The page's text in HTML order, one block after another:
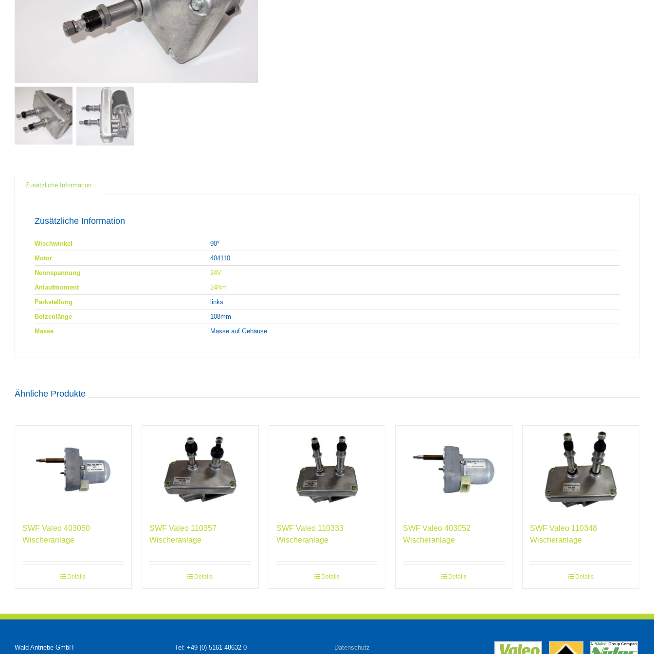
Zusätzliche Information
Zusätzliche Information
Wischwinkel
90°
Motor
404110
Nennspannung
24V
Anlaufmoment
24Nm
Parkstellung
links
Bolzenlänge
108mm
Masse
Masse auf Gehäuse
Ähnliche Produkte
SWF Valeo 403050
Wischeranlage
Details
SWF Valeo 110357
Wischeranlage
Details
SWF Valeo 110333
Wischeranlage
Details
SWF Valeo 403052
Wischeranlage
Details
SWF Valeo 110348
Wischeranlage
Details
Wald Antriebe GmbH
Tel: +49 (0) 5161 48632 0
Datenschutz